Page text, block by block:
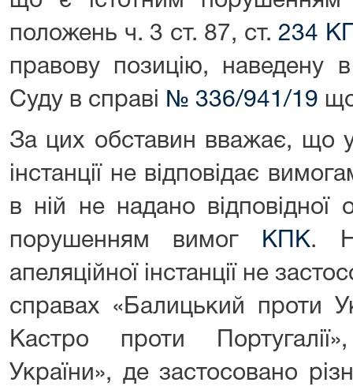
положень ч. 3 ст. 87, ст. 234
правову позицію, наведену
Суду в справі № 336/941/19
За цих обставин вважає, що
інстанції не відповідає
в ній не надано відповідної
порушенням вимог
КПК.
апеляційної інстанції не
справах «Балицький проти
Кастро проти
України», де застосовано